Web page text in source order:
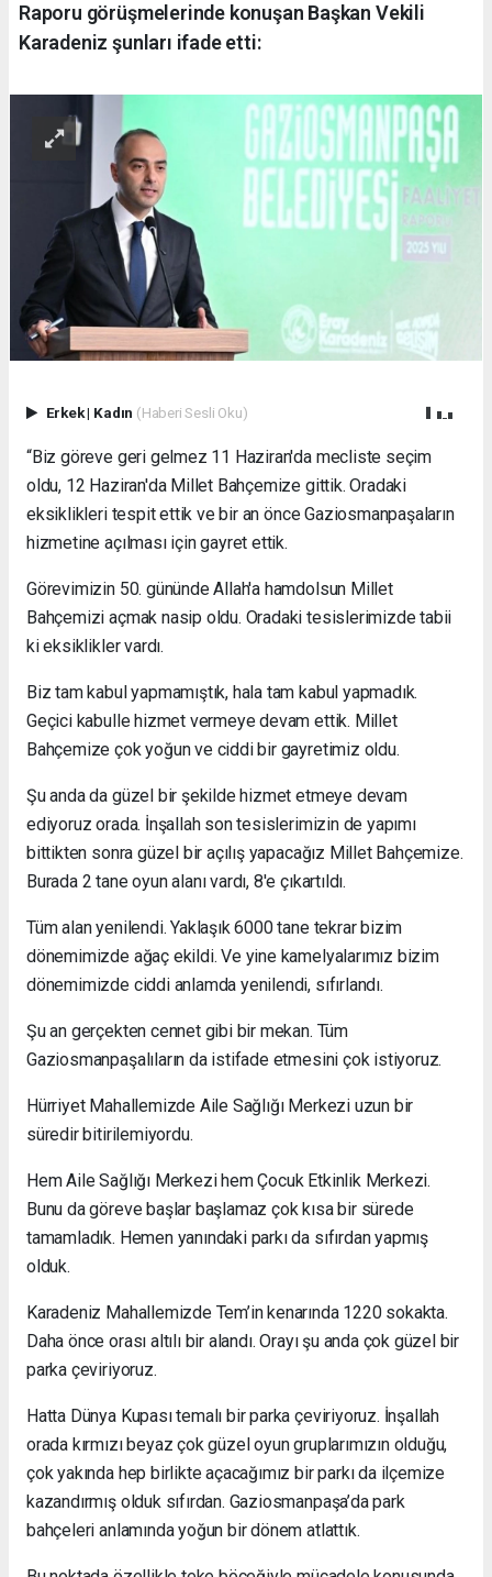
Raporu görüşmelerinde konuşan Başkan Vekili
Karadeniz şunları ifade etti:
Erkek| Kadın (Haberi Sesli Oku)
“Biz göreve geri gelmez 11 Haziran'da mecliste seçim
oldu, 12 Haziran'da Millet Bahçemize gittik. Oradaki
eksiklikleri tespit ettik ve bir an önce Gaziosmanpaşaların
hizmetine açılması için gayret ettik.
Görevimizin 50. gününde Allah'a hamdolsun Millet
Bahçemizi açmak nasip oldu. Oradaki tesislerimizde tabii
ki eksiklikler vardı.
Biz tam kabul yapmamıştık, hala tam kabul yapmadık.
Geçici kabulle hizmet vermeye devam ettik. Millet
Bahçemize çok yoğun ve ciddi bir gayretimiz oldu.
Şu anda da güzel bir şekilde hizmet etmeye devam
ediyoruz orada. İnşallah son tesislerimizin de yapımı
bittikten sonra güzel bir açılış yapacağız Millet Bahçemize.
Burada 2 tane oyun alanı vardı, 8'e çıkartıldı.
Tüm alan yenilendi. Yaklaşık 6000 tane tekrar bizim
dönemimizde ağaç ekildi. Ve yine kamelyalarımız bizim
dönemimizde ciddi anlamda yenilendi, sıfırlandı.
Şu an gerçekten cennet gibi bir mekan. Tüm
Gaziosmanpaşalıların da istifade etmesini çok istiyoruz.
Hürriyet Mahallemizde Aile Sağlığı Merkezi uzun bir
süredir bitirilemiyordu.
Hem Aile Sağlığı Merkezi hem Çocuk Etkinlik Merkezi.
Bunu da göreve başlar başlamaz çok kısa bir sürede
tamamladık. Hemen yanındaki parkı da sıfırdan yapmış
olduk.
Karadeniz Mahallemizde Tem’in kenarında 1220 sokakta.
Daha önce orası altılı bir alandı. Orayı şu anda çok güzel bir
parka çeviriyoruz.
Hatta Dünya Kupası temalı bir parka çeviriyoruz. İnşallah
orada kırmızı beyaz çok güzel oyun gruplarımızın olduğu,
çok yakında hep birlikte açacağımız bir parkı da ilçemize
kazandırmış olduk sıfırdan. Gaziosmanpaşa’da park
bahçeleri anlamında yoğun bir dönem atlattık.